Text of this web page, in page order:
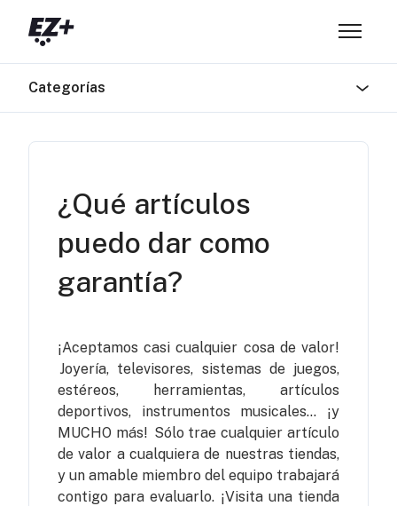
Abrir/
Categorías
¿Qué artículos
puedo dar como
garantía?
¡Aceptamos casi cualquier cosa de valor!
Joyería, televisores, sistemas de juegos,
estéreos, herramientas, artículos
deportivos, instrumentos musicales... ¡y
MUCHO más! Sólo trae cualquier artículo
de valor a cualquiera de nuestras tiendas,
y un amable miembro del equipo trabajará
contigo para evaluarlo. ¡Visita una tienda